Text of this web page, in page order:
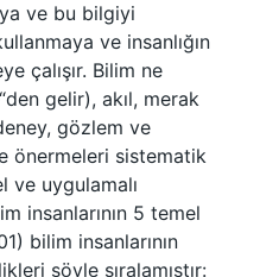
ve bu bilgiyi
ve insanlığın
çalışır. Bilim ne
gelir), akıl, merak
gözlem ve
önermeleri sistematik
ve uygulamalı
insanlarının 5 temel
bilim insanlarının
şöyle sıralamıştır: